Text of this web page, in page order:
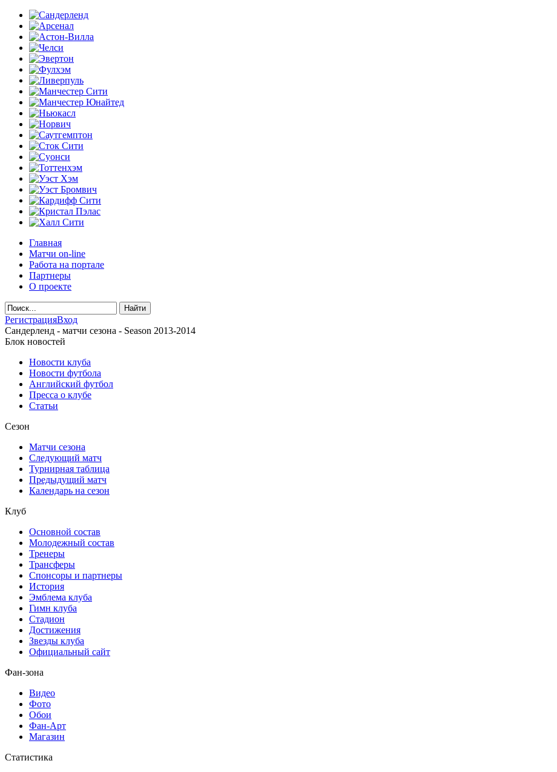
Главная
Матчи on-line
Работа на портале
Партнеры
О проекте
РегистрацияВход
Сандерленд - матчи сезона - Season 2013-2014
Блок новостей
Новости клуба
Новости футбола
Английский футбол
Пресса о клубе
Статьи
Сезон
Матчи сезона
Следующий матч
Турнирная таблица
Предыдущий матч
Календарь на сезон
Клуб
Основной состав
Молодежный состав
Тренеры
Трансферы
Спонсоры и партнеры
История
Эмблема клуба
Гимн клуба
Стадион
Достижения
Звезды клуба
Официальный сайт
Фан-зона
Видео
Фото
Обои
Фан-Арт
Магазин
Статистика